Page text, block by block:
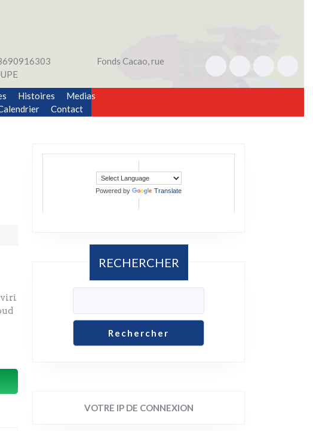
Fonds Cacao, rue
Histoires
Medias
Contact
viri
Powered by Translate
RECHERCHER
Rechercher
VOTRE IP DE CONNEXION